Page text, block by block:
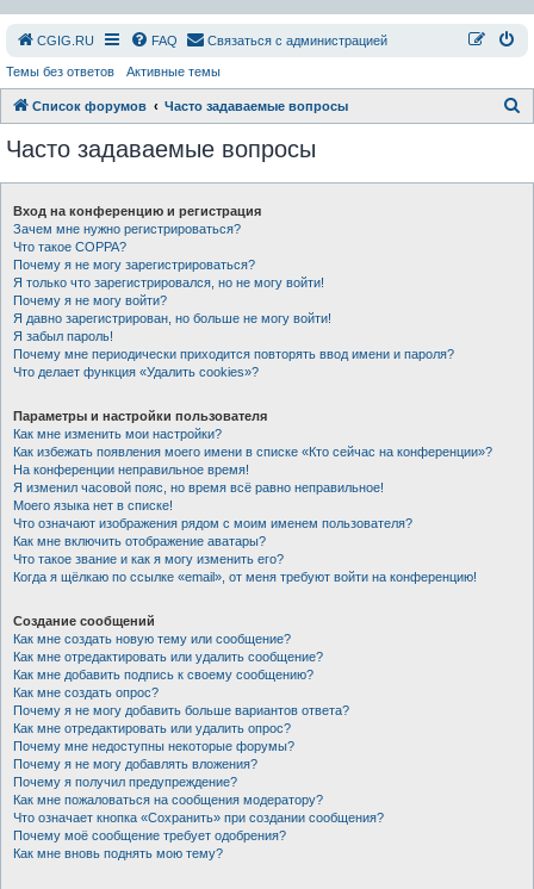
СGIG.RU FAQ Связаться с администрацией
Темы без ответов Активные темы
Список форумов Часто задаваемые вопросы
Часто задаваемые вопросы
Вход на конференцию и регистрация
Зачем мне нужно регистрироваться?
Что такое COPPA?
Почему я не могу зарегистрироваться?
Я только что зарегистрировался, но не могу войти!
Почему я не могу войти?
Я давно зарегистрирован, но больше не могу войти!
Я забыл пароль!
Почему мне периодически приходится повторять ввод имени и пароля?
Что делает функция «Удалить cookies»?
Параметры и настройки пользователя
Как мне изменить мои настройки?
Как избежать появления моего имени в списке «Кто сейчас на конференции»?
На конференции неправильное время!
Я изменил часовой пояс, но время всё равно неправильное!
Моего языка нет в списке!
Что означают изображения рядом с моим именем пользователя?
Как мне включить отображение аватары?
Что такое звание и как я могу изменить его?
Когда я щёлкаю по ссылке «email», от меня требуют войти на конференцию!
Создание сообщений
Как мне создать новую тему или сообщение?
Как мне отредактировать или удалить сообщение?
Как мне добавить подпись к своему сообщению?
Как мне создать опрос?
Почему я не могу добавить больше вариантов ответа?
Как мне отредактировать или удалить опрос?
Почему мне недоступны некоторые форумы?
Почему я не могу добавлять вложения?
Почему я получил предупреждение?
Как мне пожаловаться на сообщения модератору?
Что означает кнопка «Сохранить» при создании сообщения?
Почему моё сообщение требует одобрения?
Как мне вновь поднять мою тему?